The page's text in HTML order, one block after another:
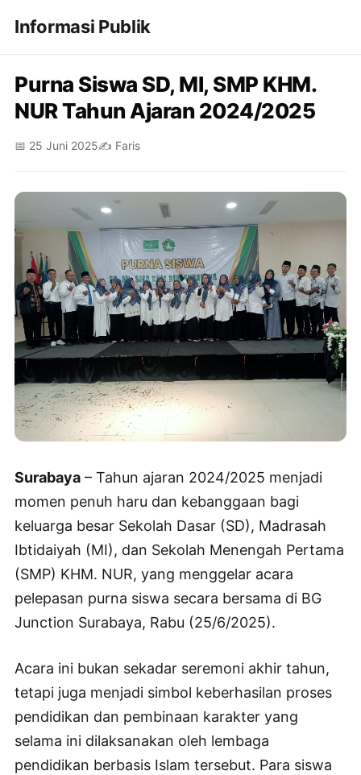
Informasi Publik
Purna Siswa SD, MI, SMP KHM.
NUR Tahun Ajaran 2024/2025
📅 25 Juni 2025✍️ Faris
Surabaya – Tahun ajaran 2024/2025 menjadi
momen penuh haru dan kebanggaan bagi
keluarga besar Sekolah Dasar (SD), Madrasah
Ibtidaiyah (MI), dan Sekolah Menengah Pertama
(SMP) KHM. NUR, yang menggelar acara
pelepasan purna siswa secara bersama di BG
Junction Surabaya, Rabu (25/6/2025).
Acara ini bukan sekadar seremoni akhir tahun,
tetapi juga menjadi simbol keberhasilan proses
pendidikan dan pembinaan karakter yang
selama ini dilaksanakan oleh lembaga
pendidikan berbasis Islam tersebut. Para siswa